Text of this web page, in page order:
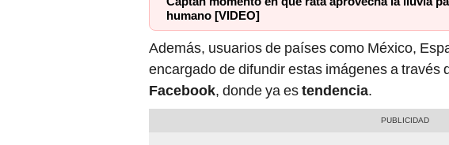
humano [VIDEO]
Además, usuarios de países como México,
encargado de difundir estas imágenes a través
Facebook, donde ya estendencia.